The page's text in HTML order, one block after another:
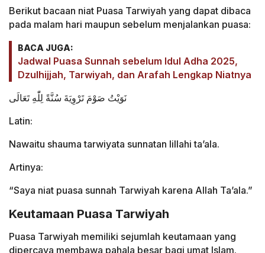
Berikut bacaan niat Puasa Tarwiyah yang dapat dibaca
pada malam hari maupun sebelum menjalankan puasa:
BACA JUGA:
Jadwal Puasa Sunnah sebelum Idul Adha 2025,
Dzulhijjah, Tarwiyah, dan Arafah Lengkap Niatnya
نَوَيْتُ صَوْمَ تَرْوِيَةَ سُنَّةً لِلّٰهِ تَعَالَى
Latin:
Nawaitu shauma tarwiyata sunnatan lillahi ta’ala.
Artinya:
“Saya niat puasa sunnah Tarwiyah karena Allah Ta’ala.”
Keutamaan Puasa Tarwiyah
Puasa Tarwiyah memiliki sejumlah keutamaan yang
dipercaya membawa pahala besar bagi umat Islam.